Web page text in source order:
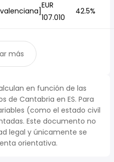
EUR
107.010
42.5%
más
en función de las
de Cantabria en ES. Para
(como el estado civil
Este documento no
legal y únicamente se
orientativa.